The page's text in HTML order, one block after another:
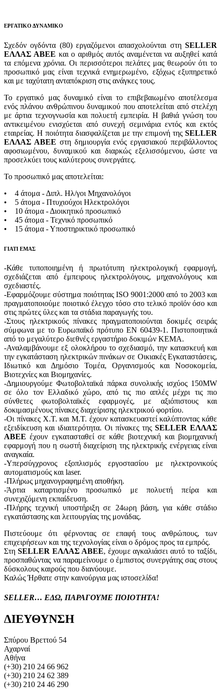
ΕΡΓΑΤΙΚΟ ΔΥΝΑΜΙΚΟ
Σχεδόν ογδόντα (80) εργαζόμενοι απασχολούνται στη SELLER
ΕΛΛΑΣ ΑΒΕΕ και ο αριθμός αυτός αναμένεται να αυξηθεί κατά
τα επόμενα χρόνια. Οι περισσότεροι πελάτες μας θεωρούν ότι το
προσωπικό μας είναι τεχνικά ενημερωμένο, εξόχως εξυπηρετικό
και με ταχύτατη ανταπόκριση στις ανάγκες τους.
Το εργατικό μας δυναμικό είναι το επιβεβαιωμένο αποτέλεσμα
ενός πλάνου ανθρώπινου δυναμικού που αποτελείται από στελέχη
με άρτια τεχνογνωσία και πολυετή εμπειρία. Η βαθιά γνώση του
αντικειμένου ενισχύεται από συνεχή σεμινάρια εντός και εκτός
εταιρείας. H ποιότητα διασφαλίζεται με την επιμονή της SELLER
ΕΛΛΑΣ ΑΒΕΕ στη δημιουργία ενός εργασιακού περιβάλλοντος
αφοσιωμένου, δυναμικού και διαρκώς εξελισσόμενου, ώστε να
προσελκύει τους καλύτερους συνεργάτες.
Το προσωπικό μας αποτελείται:
• 4 άτομα - Διπλ. Ηλ/γοι Μηχανολόγοι
• 5 άτομα - Πτυχιούχοι Ηλεκτρολόγοι
• 10 άτομα - Διοικητικό προσωπικό
• 45 άτομα - Τεχνικό προσωπικό
• 15 άτομα - Υποστηρικτικό προσωπικό
ΓΙΑΤΙ ΕΜΑΣ
-Κάθε τυποποιημένη ή πρωτότυπη ηλεκτρολογική εφαρμογή,
σχεδιάζεται από έμπειρους ηλεκτρολόγους, μηχανολόγους και
σχεδιαστές.
-Εφαρμόζουμε σύστημα ποιότητας ISO 9001:2000 από το 2003 και
πραγματοποιούμε ποιοτικό έλεγχο τόσο στο τελικό προϊόν όσο και
στις πρώτες ύλες και τα στάδια παραγωγής του.
-Στους ηλεκτρικούς πίνακες πραγματοποιούνται δοκιμές σειράς
σύμφωνα με το Ευρωπαϊκό πρότυπο ΕΝ 60439-1. Πιστοποιητικά
από το μεγαλύτερο διεθνές εργαστήριο δοκιμών ΚΕΜΑ.
-Αναλαμβάνουμε εξ ολοκλήρου το σχεδιασμό, την κατασκευή και
την εγκατάσταση ηλεκτρικών πινάκων σε Οικιακές Εγκαταστάσεις,
Ιδιωτικό και Δημόσιο Τομέα, Οργανισμούς και Νοσοκομεία,
Βιοτεχνίες και Βιομηχανίες.
-Δημιουργούμε Φωτοβολταϊκά πάρκα συνολικής ισχύος 150MW
σε όλο τον Ελλαδικό χώρο, από τις πιο απλές μέχρι τις πιο
σύνθετες φωτοβολταϊκές εφαρμογές, με αξιόπιστους και
δοκιμασμένους πίνακες διαχείρισης ηλεκτρικού φορτίου.
-Οι πίνακες Χ.Τ. και Μ.Τ. έχουν κατασκευαστεί καλύπτοντας κάθε
εξειδίκευση και ιδιαιτερότητα. Οι πίνακες της SELLER ΕΛΛΑΣ
ΑΒΕΕ έχουν εγκατασταθεί σε κάθε βιοτεχνική και βιομηχανική
εφαρμογή που η σωστή διαχείριση της ηλεκτρικής ενέργειας είναι
αναγκαία.
-Yπερσύγχρονος εξοπλισμός εργοστασίου με ηλεκτρονικούς
αυτοματισμούς και laser.
-Πλήρως μηχανογραφημένη αποθήκη.
-Άρτια καταρτισμένο προσωπικό με πολυετή πείρα και
συνεχιζόμενη εκπαίδευση.
-Πλήρης τεχνική υποστήριξη σε 24ωρη βάση, για κάθε στάδιο
εγκατάστασης και λειτουργίας της μονάδας.
Πιστεύουμε ότι φέρνοντας σε επαφή τους ανθρώπους, των
επιχειρήσεων και της τεχνολογίας είναι ο δρόμος προς τα εμπρός.
Στη SELLER ΕΛΛΑΣ ΑΒΕΕ, έχουμε αγκαλιάσει αυτό το ταξίδι,
προσπαθώντας να παραμείνουμε ο έμπιστος συνεργάτης σας στους
δύσκολους καιρούς που διανύουμε.
Καλώς Ήρθατε στην καινούργια μας ιστοσελίδα!
SELLER… ΕΔΩ, ΠΑΡΑΓΟΥΜΕ ΠΟΙΟΤΗΤΑ!
ΔΙΕΥΘΥΝΣΗ
Σπύρου Βρεττού 54
Αχαρναί
Αθήνα
(+30) 210 24 66 962
(+30) 210 24 62 389
(+30) 210 24 46 290